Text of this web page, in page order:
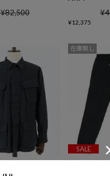
¥82,500 ¥
¥12,375
SALE
在庫無し